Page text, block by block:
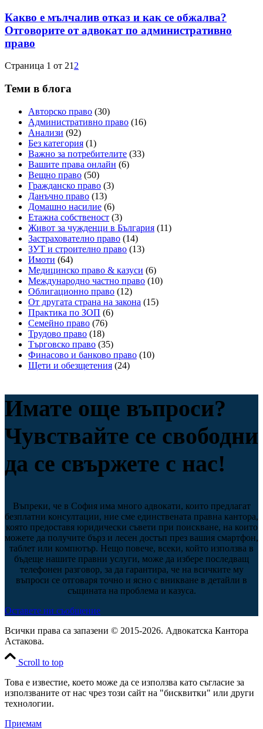
Какво е мълчалив отказ и как се обжалва?
Отговорите от адвокат по административно
право
Страница 1 от 21 2
Теми в блога
Авторско право (30)
Административно право (16)
Анализи (92)
Без категория (1)
Важно за потребителите (33)
Вашите права онлайн (6)
Вещно право (50)
Гражданско право (3)
Данъчно право (13)
Домашно насилие (6)
Етажна собственост (3)
Живот за чужденци в България (11)
Застрахователно право (14)
ЗУТ и строително право (13)
Имоти (64)
Медицинско право & казуси (6)
Международно частно право (10)
Облигационно право (12)
От другата страна на закона (15)
Практика по ЗОП (6)
Семейно право (76)
Трудово право (18)
Търговско право (35)
Финасово и банково право (10)
Щети и обезщетения (24)
Имате още въпроси?
Чувствайте се свободни
да се свържете с нас!
Въпреки, че в София има много адвокати, които предлагат
безплатни консултации, ние сме единствената правна кантора,
която предоставя юридически съвети при поискване, на които
можете да получите бърз и лесен достъп през вашия смартфон,
таблет или компютър. Нещо повече, всеки, който използва в
бъдеще нашите правни услуги, може да избере последващ
телефонен разговор, за да гарантира, че на всичките му
въпроси се отговаря точно и ясно с вникване в детайли в
същината на проблема и казуса.
Оставете ни съобщение
Всички права са запазени © 2015-2026. Адвокатска Кантора
Астакова.
Scroll to top
Това е известие, което може да се използва като съгласие за
използваните от нас чрез този сайт на "бисквитки" или други
технологии.
Приемам